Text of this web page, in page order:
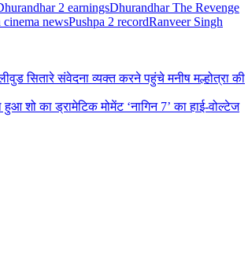
2 earningsDhurandhar The Revenge
cinema newsPushpa 2 recordRanveer Singh
मनीष मल्होत्रा की
‘नागिन 7’ का हाई-वोल्टेज